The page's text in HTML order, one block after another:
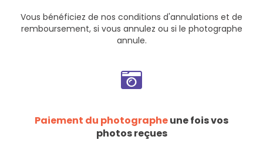
Vous bénéficiez de nos conditions d'annulations et de
remboursement, si vous annulez ou si le photographe
annule.
Paiement du photographeune fois vos
photos reçues